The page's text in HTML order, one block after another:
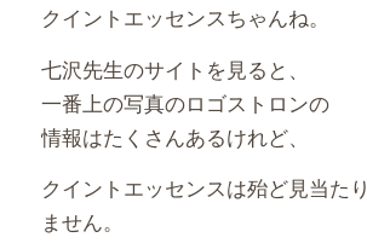
クイントエッセンスちゃんね。
七沢先生のサイトを見ると、
一番上の写真のロゴストロンの
情報はたくさんあるけれど、
クイントエッセンスは殆ど見当たり
ません。